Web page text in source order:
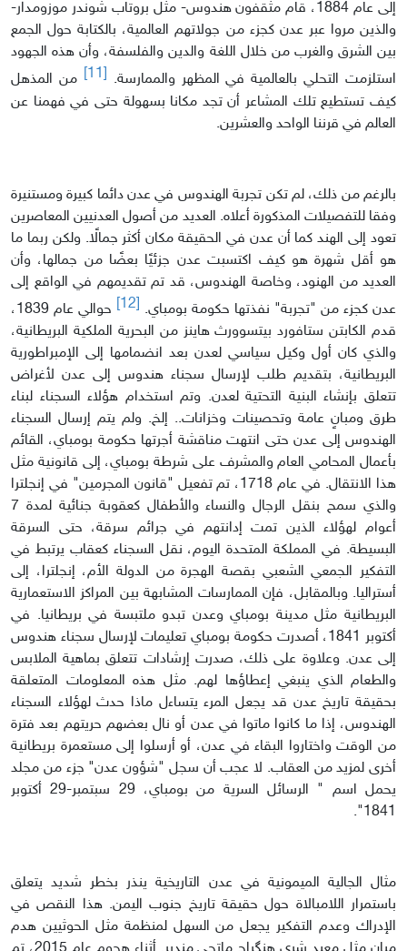
إلى عام 1884، قام مثقفون هندوس- مثل بروتاب شوندر موزومدار-
والذين مروا عبر عدن كجزء من جولاتهم العالمية، بالكتابة حول الجمع
بين الشرق والغرب من خلال اللغة والدين والفلسفة، وأن هذه الجهود
استلزمت التحلي بالعالمية في المظهر والممارسة.
من المذهل
كيف تستطيع تلك المشاعر أن تجد مكانا بسهولة حتى في فهمنا عن
العالم في قرننا الواحد والعشرين.
بالرغم من ذلك، لم تكن تجربة الهندوس في عدن دائما كبيرة ومستنيرة
وفقا للتفصيلات المذكورة أعلاه. العديد من أصول العدنيين المعاصرين
تعود إلى الهند كما أن عدن في الحقيقة مكان أكثر جمالًا. ولكن ربما ما
هو أقل شهرة هو كيف اكتسبت عدن جزئيًا بعضًا من جمالها، وأن
العديد من الهنود، وخاصة الهندوس، قد تم تقديمهم في الواقع إلى
عدن كجزء من "تجربة" نفذتها حكومة بومباي.
حوالي عام 1839،
قدم الكابتن ستافورد بيتسوورث هاينز من البحرية الملكية البريطانية،
والذي كان أول وكيل سياسي لعدن بعد انضمامها إلى الإمبراطورية
البريطانية، بتقديم طلب لإرسال سجناء هندوس إلى عدن لأغراض
تتعلق بإنشاء البنية التحتية لعدن. وتم استخدام هؤلاء السجناء لبناء
طرق ومبانٍ عامة وتحصينات وخزانات.. إلخ. ولم يتم إرسال السجناء
الهندوس إلى عدن حتى انتهت مناقشة أجرتها حكومة بومباي، القائم
بأعمال المحامي العام والمشرف على شرطة بومباي، إلى قانونية مثل
هذا الانتقال. في عام 1718، تم تفعيل "قانون المجرمين" في إنجلترا
والذي سمح بنقل الرجال والنساء والأطفال كعقوبة جنائية لمدة 7
أعوام لهؤلاء الذين تمت إدانتهم في جرائم سرقة، حتى السرقة
البسيطة. في المملكة المتحدة اليوم، نقل السجناء كعقاب يرتبط في
التفكير الجمعي الشعبي بقصة الهجرة من الدولة الأم، إنجلترا، إلى
أستراليا. وبالمقابل، فإن الممارسات المشابهة بين المراكز الاستعمارية
البريطانية مثل مدينة بومباي وعدن تبدو ملتبسة في بريطانيا. في
أكتوبر 1841، أصدرت حكومة بومباي تعليمات لإرسال سجناء هندوس
إلى عدن. وعلاوة على ذلك، صدرت إرشادات تتعلق بماهية الملابس
والطعام الذي ينبغي إعطاؤها لهم. مثل هذه المعلومات المتعلقة
بحقيقة تاريخ عدن قد يجعل المرء يتساءل ماذا حدث لهؤلاء السجناء
الهندوس، إذا ما كانوا ماتوا في عدن أو نال بعضهم حريتهم بعد فترة
من الوقت واختاروا البقاء في عدن، أو أرسلوا إلى مستعمرة بريطانية
أخرى لمزيد من العقاب. لا عجب أن سجل "شؤون عدن" جزء من مجلد
يحمل اسم " الرسائل السرية من بومباي، 29 سبتمبر-29 أكتوبر
1841".
مثال الجالية الميمونية في عدن التاريخية ينذر بخطر شديد يتعلق
باستمرار اللامبالاة حول حقيقة تاريخ جنوب اليمن. هذا النقص في
الإدراك وعدم التفكير يجعل من السهل لمنظمة مثل الحوثيين هدم